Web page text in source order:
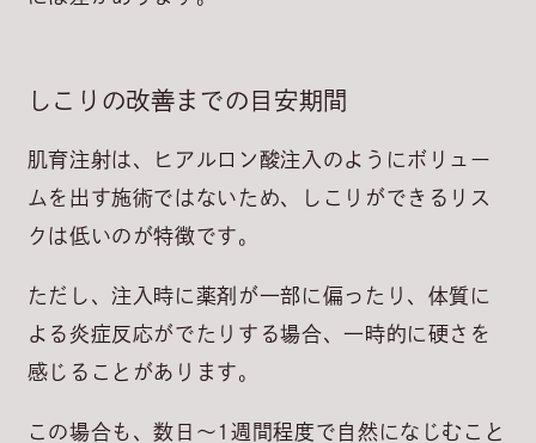
しこりの改善までの目安期間
肌育注射は、ヒアルロン酸注入のようにボリュー
ムを出す施術ではないため、しこりができるリス
クは低いのが特徴です。
ただし、注入時に薬剤が一部に偏ったり、体質に
よる炎症反応がでたりする場合、一時的に硬さを
感じることがあります。
この場合も、数日～1週間程度で自然になじむこと